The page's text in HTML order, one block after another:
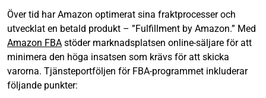
Över tid har Amazon optimerat sina fraktprocesser och
utvecklat en betald produkt – ”Fulfillment by Amazon.” Med
Amazon FBA stöder marknadsplatsen online-säljare för att
minimera den höga insatsen som krävs för att skicka
varorna. Tjänsteportföljen för FBA-programmet inkluderar
följande punkter: